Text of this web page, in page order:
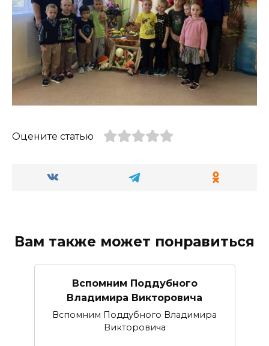
Оцените статью
Вам также может понравиться
Вспомним Поддубного
Владимира Викторовича
Вспомним Поддубного Владимира
Викторовича